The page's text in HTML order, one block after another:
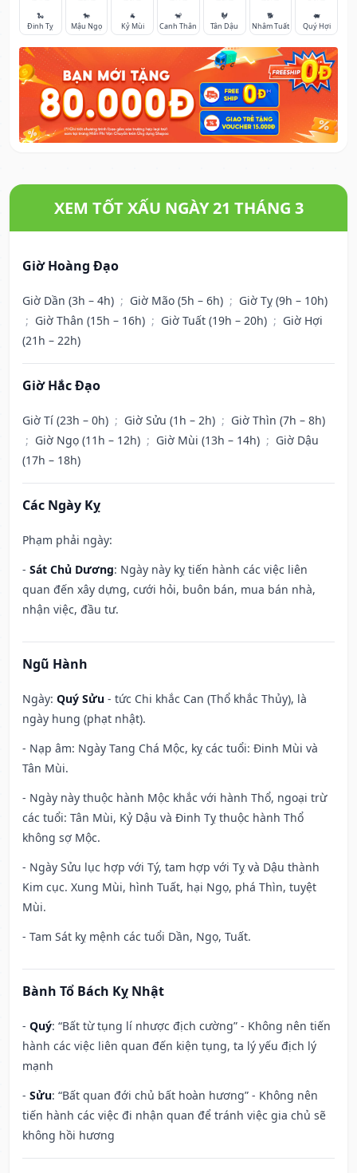
🐍
Đinh Tỵ
🐎
Mậu Ngọ
🐐
Kỷ Mùi
🐒
Canh Thân
🐓
Tân Dậu
🐕
Nhâm Tuất
🐖
Quý Hợi
XEM TỐT XẤU NGÀY 21 THÁNG 3
Giờ Hoàng Đạo
Giờ Dần (3h – 4h) ; Giờ Mão (5h – 6h) ; Giờ Tỵ (9h – 10h)
; Giờ Thân (15h – 16h) ; Giờ Tuất (19h – 20h) ; Giờ Hợi
(21h – 22h)
Giờ Hắc Đạo
Giờ Tí (23h – 0h) ; Giờ Sửu (1h – 2h) ; Giờ Thìn (7h – 8h)
; Giờ Ngọ (11h – 12h) ; Giờ Mùi (13h – 14h) ; Giờ Dậu
(17h – 18h)
Các Ngày Kỵ
Phạm phải ngày:
- Sát Chủ Dương: Ngày này kỵ tiến hành các việc liên
quan đến xây dựng, cưới hỏi, buôn bán, mua bán nhà,
nhận việc, đầu tư.
Ngũ Hành
Ngày: Quý Sửu - tức Chi khắc Can (Thổ khắc Thủy), là
ngày hung (phạt nhật).
- Nạp âm: Ngày Tang Chá Mộc, kỵ các tuổi: Đinh Mùi và
Tân Mùi.
- Ngày này thuộc hành Mộc khắc với hành Thổ, ngoại trừ
các tuổi: Tân Mùi, Kỷ Dậu và Đinh Tỵ thuộc hành Thổ
không sợ Mộc.
- Ngày Sửu lục hợp với Tý, tam hợp với Tỵ và Dậu thành
Kim cục. Xung Mùi, hình Tuất, hại Ngọ, phá Thìn, tuyệt
Mùi.
- Tam Sát kỵ mệnh các tuổi Dần, Ngọ, Tuất.
Bành Tổ Bách Kỵ Nhật
- Quý: “Bất từ tụng lí nhược địch cường” - Không nên tiến
hành các việc liên quan đến kiện tụng, ta lý yếu địch lý
mạnh
- Sửu: “Bất quan đới chủ bất hoàn hương” - Không nên
tiến hành các việc đi nhận quan để tránh việc gia chủ sẽ
không hồi hương